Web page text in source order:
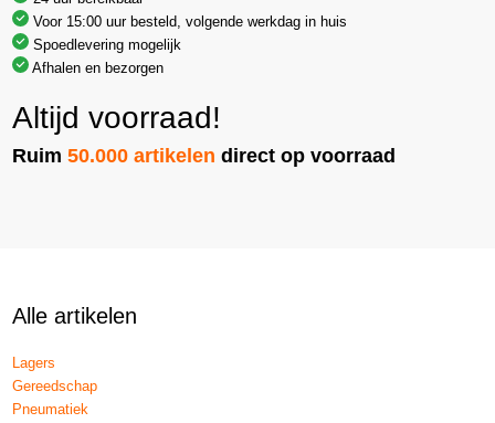
Voor 15:00 uur besteld, volgende werkdag in huis
Spoedlevering mogelijk
Afhalen en bezorgen
Altijd voorraad!
Ruim50.000 artikelen direct op voorraad
Alle artikelen
Lagers
Gereedschap
Pneumatiek